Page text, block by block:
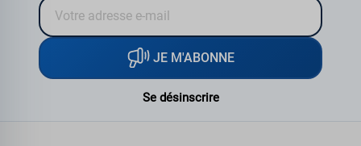
JE M'ABONNE
Se désinscrire